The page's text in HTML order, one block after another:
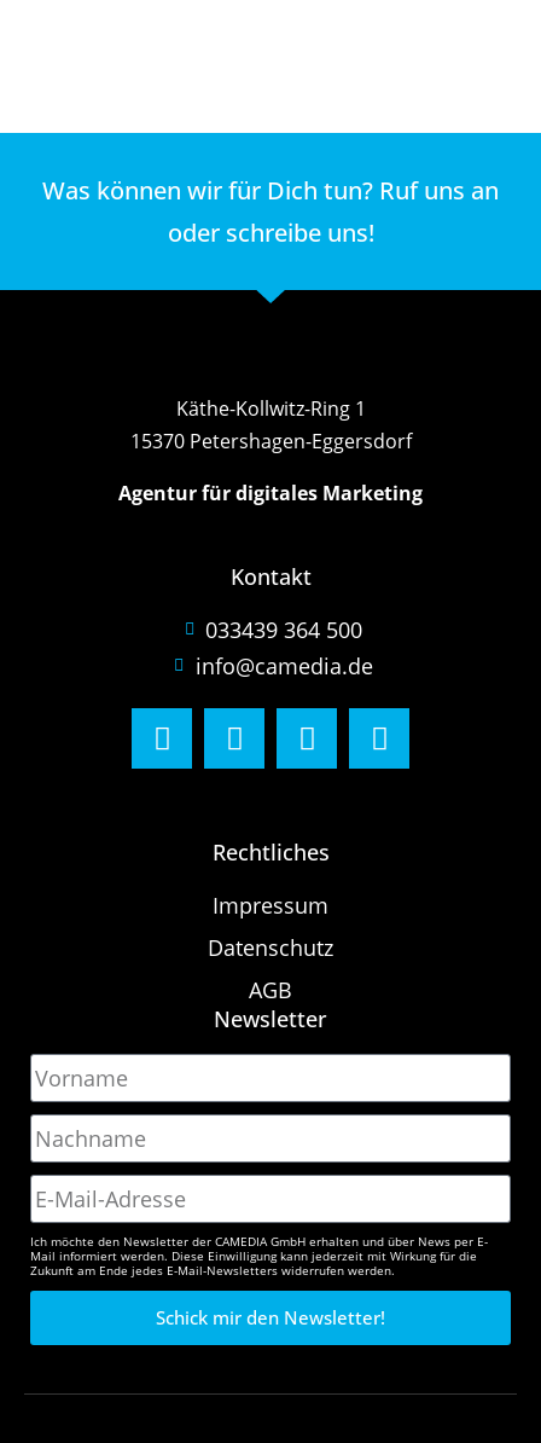
Was können wir für Dich tun? Ruf uns an
oder schreibe uns!
Käthe-Kollwitz-Ring 1
15370 Petershagen-Eggersdorf
Agentur für digitales Marketing
Kontakt
033439 364 500
info@camedia.de
Rechtliches
Impressum
Datenschutz
AGB
Newsletter
Ich möchte den Newsletter der CAMEDIA GmbH erhalten und über News per E-
Mail informiert werden. Diese Einwilligung kann jederzeit mit Wirkung für die
Zukunft am Ende jedes E-Mail-Newsletters widerrufen werden.
Schick mir den Newsletter!